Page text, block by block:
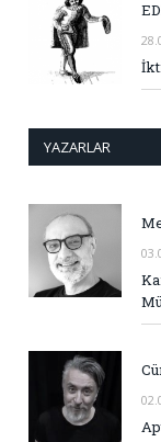
YAZARLAR